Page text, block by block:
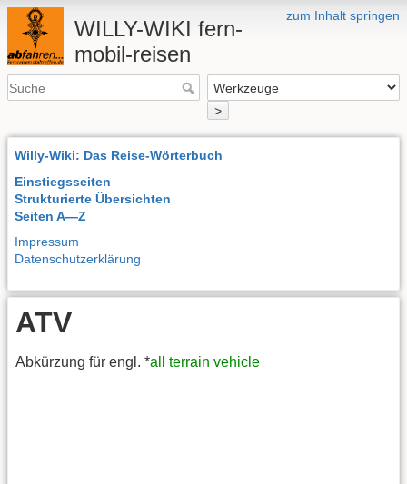
zum Inhalt springen
WILLY-WIKI fern-
mobil-reisen
>
Willy-Wiki: Das Reise-Wörterbuch
Einstiegsseiten
Strukturierte Übersichten
Seiten A—Z
Impressum
Datenschutzerklärung
ATV
Abkürzung für engl. *all terrain vehicle